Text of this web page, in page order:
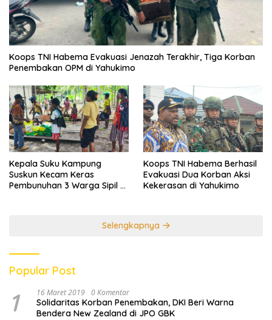
Koops TNI Habema Evakuasi Jenazah Terakhir, Tiga Korban
Penembakan OPM di Yahukimo
Kepala Suku Kampung
Suskun Kecam Keras
Pembunuhan 3 Warga Sipil di
Koops TNI Habema Berhasil
Evakuasi Dua Korban Aksi
Kekerasan di Yahukimo
Selengkapnya
Popular Post
1 16 Maret 2019 0 Komentar
Solidaritas Korban Penembakan, DKI Beri Warna
Bendera New Zealand di JPO GBK